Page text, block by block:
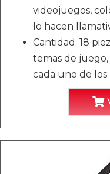
videojuegos,
lo hacen
Cantidad: 18
temas de juego,
cada uno de los